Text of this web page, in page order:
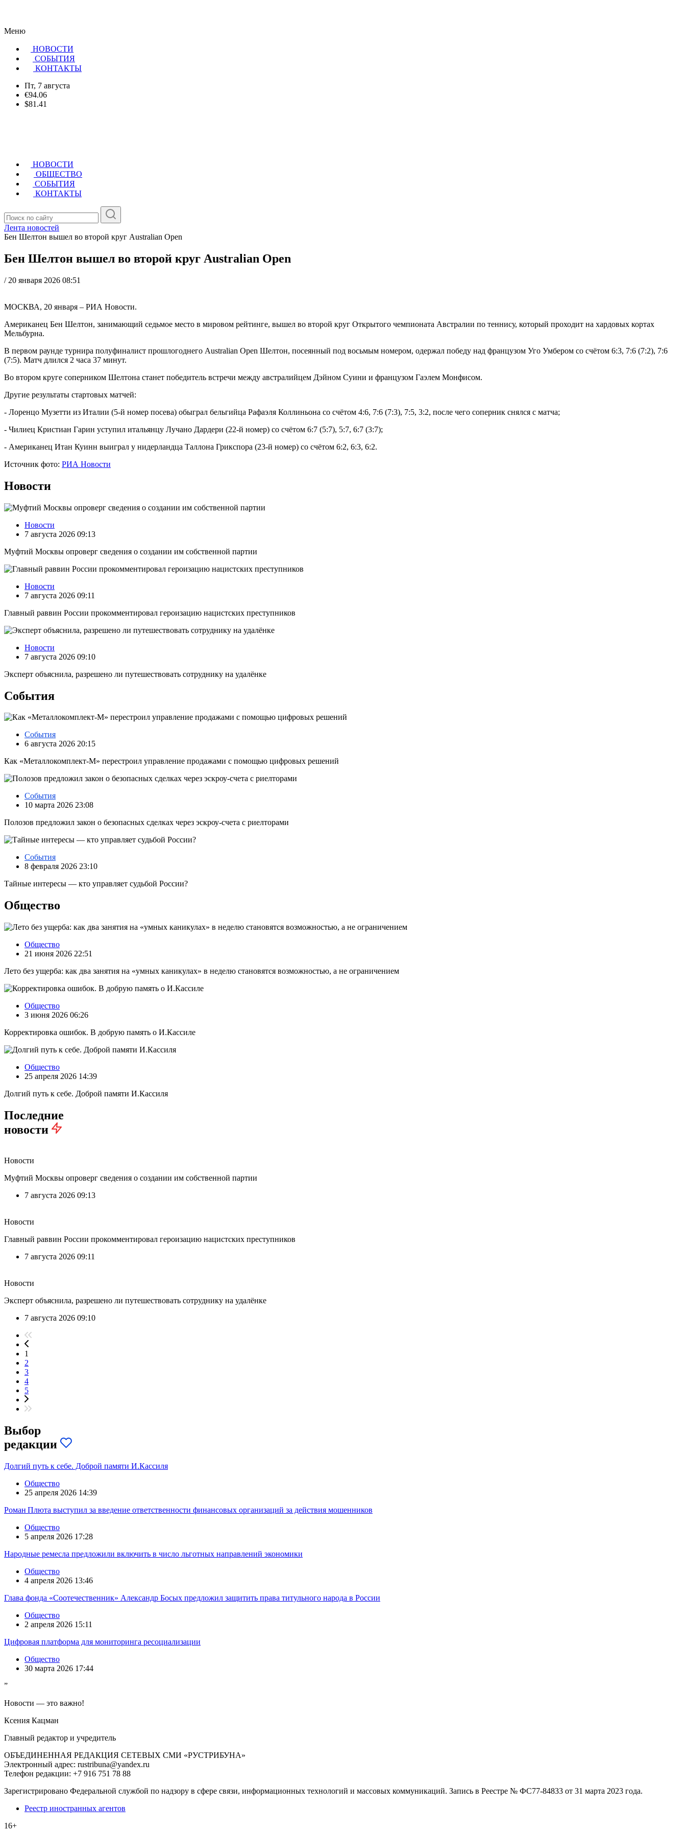
Меню
НОВОСТИ
CОБЫТИЯ
КОНТАКТЫ
Пт, 7 августа
€94.06
$81.41
НОВОСТИ
ОБЩЕСТВО
СОБЫТИЯ
КОНТАКТЫ
Лента новостей
Бен Шелтон вышел во второй круг Australian Open
Бен Шелтон вышел во второй круг Australian Open
/ 20 января 2026 08:51
МОСКВА, 20 января – РИА Новости.
Американец Бен Шелтон, занимающий седьмое место в мировом рейтинге, вышел во второй круг Открытого чемпионата Австралии по теннису, который проходит на хардовых кортах
Мельбурна.
В первом раунде турнира полуфиналист прошлогоднего Australian Open Шелтон, посеянный под восьмым номером, одержал победу над французом Уго Умбером со счётом 6:3, 7:6 (7:2), 7:6
(7:5). Матч длился 2 часа 37 минут.
Во втором круге соперником Шелтона станет победитель встречи между австралийцем Дэйном Суини и французом Гаэлем Монфисом.
Другие результаты стартовых матчей:
- Лоренцо Музетти из Италии (5-й номер посева) обыграл бельгийца Рафаэля Коллиньона со счётом 4:6, 7:6 (7:3), 7:5, 3:2, после чего соперник снялся с матча;
- Чилиец Кристиан Гарин уступил итальянцу Лучано Дардери (22-й номер) со счётом 6:7 (5:7), 5:7, 6:7 (3:7);
- Американец Итан Куинн выиграл у нидерландца Таллона Грикспора (23-й номер) со счётом 6:2, 6:3, 6:2.
Источник фото: РИА Новости
Новости
Новости
7 августа 2026 09:13
Муфтий Москвы опроверг сведения о создании им собственной партии
Новости
7 августа 2026 09:11
Главный раввин России прокомментировал героизацию нацистских преступников
Новости
7 августа 2026 09:10
Эксперт объяснила, разрешено ли путешествовать сотруднику на удалёнке
События
События
6 августа 2026 20:15
Как «Металлокомплект-М» перестроил управление продажами с помощью цифровых решений
События
10 марта 2026 23:08
Полозов предложил закон о безопасных сделках через эскроу‑счета с риелторами
События
8 февраля 2026 23:10
Тайные интересы — кто управляет судьбой России?
Общество
Общество
21 июня 2026 22:51
Лето без ущерба: как два занятия на «умных каникулах» в неделю становятся возможностью, а не ограничением
Общество
3 июня 2026 06:26
Корректировка ошибок. В добрую память о И.Кассиле
Общество
25 апреля 2026 14:39
Долгий путь к себе. Доброй памяти И.Кассиля
Последние
новости
Новости
Муфтий Москвы опроверг сведения о создании им собственной партии
7 августа 2026 09:13
Новости
Главный раввин России прокомментировал героизацию нацистских преступников
7 августа 2026 09:11
Новости
Эксперт объяснила, разрешено ли путешествовать сотруднику на удалёнке
7 августа 2026 09:10
1
2
3
4
5
Выбор
редакции
Долгий путь к себе. Доброй памяти И.Кассиля
Общество
25 апреля 2026 14:39
Роман Плюта выступил за введение ответственности финансовых организаций за действия мошенников
Общество
5 апреля 2026 17:28
Народные ремесла предложили включить в число льготных направлений экономики
Общество
4 апреля 2026 13:46
Глава фонда «Соотечественник» Александр Босых предложил защитить права титульного народа в России
Общество
2 апреля 2026 15:11
Цифровая платформа для мониторинга ресоциализации
Общество
30 марта 2026 17:44
”
Новости — это важно!
Ксения Кацман
Главный редактор и учредитель
ОБЪЕДИНЕННАЯ РЕДАКЦИЯ СЕТЕВЫХ СМИ «РУСТРИБУНА»
Электронный адрес: rustribuna@yandex.ru
Телефон редакции: +7 916 751 78 88
Зарегистрировано Федеральной службой по надзору в сфере связи, информационных технологий и массовых коммуникаций. Запись в Реестре № ФС77-84833 от 31 марта 2023 года.
Реестр иностранных агентов
16+